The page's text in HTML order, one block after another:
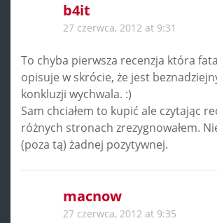
b4it
27 czerwca, 2012 at 9:31
To chyba pierwsza recenzja która
opisuje w skrócie, że jest
konkluzji wychwala. :)
Sam chciałem to kupić ale czytając
różnych stronach zrezygnowałem.
(poza tą) żadnej pozytywnej.
macnow
27 czerwca, 2012 at 9:35